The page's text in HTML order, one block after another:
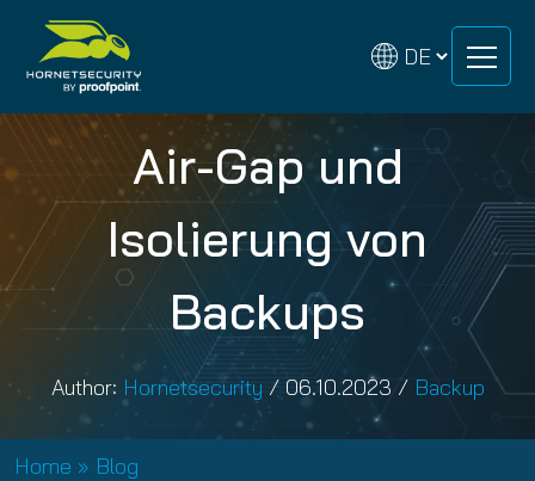
Inhalt
springen
Inhalt
springen
Air-Gap und
Isolierung von
Backups
Author: Hornetsecurity / 06.10.2023 / Backup
Home » Blog